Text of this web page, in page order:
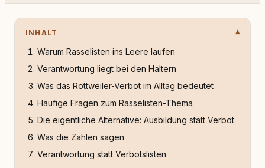
INHALT
Warum Rasselisten ins Leere laufen
Verantwortung liegt bei den Haltern
Was das Rottweiler-Verbot im Alltag bedeutet
Häufige Fragen zum Rasselisten-Thema
Die eigentliche Alternative: Ausbildung statt Verbot
Was die Zahlen sagen
Verantwortung statt Verbotslisten